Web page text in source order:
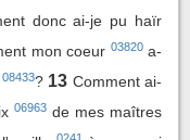
donc ai-je pu haïr
mon coeur 03820a-
08433? 13 Comment ai-
06963de mes maîtres